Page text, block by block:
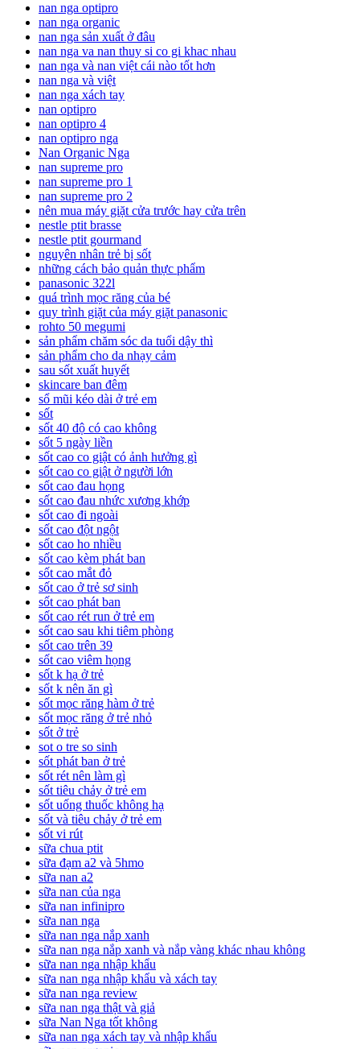
nan nga optipro
nan nga organic
nan nga sản xuất ở đâu
nan nga va nan thuy si co gi khac nhau
nan nga và nan việt cái nào tốt hơn
nan nga và việt
nan nga xách tay
nan optipro
nan optipro 4
nan optipro nga
Nan Organic Nga
nan supreme pro
nan supreme pro 1
nan supreme pro 2
nên mua máy giặt cửa trước hay cửa trên
nestle ptit brasse
nestle ptit gourmand
nguyên nhân trẻ bị sốt
những cách bảo quản thực phẩm
panasonic 322l
quá trình mọc răng của bé
quy trình giặt của máy giặt panasonic
rohto 50 megumi
sản phẩm chăm sóc da tuổi dậy thì
sản phẩm cho da nhạy cảm
sau sốt xuất huyết
skincare ban đêm
sổ mũi kéo dài ở trẻ em
sốt
sốt 40 độ có cao không
sốt 5 ngày liền
sốt cao co giật có ảnh hưởng gì
sốt cao co giật ở người lớn
sốt cao đau họng
sốt cao đau nhức xương khớp
sốt cao đi ngoài
sốt cao đột ngột
sốt cao ho nhiều
sốt cao kèm phát ban
sốt cao mắt đỏ
sốt cao ở trẻ sơ sinh
sốt cao phát ban
sốt cao rét run ở trẻ em
sốt cao sau khi tiêm phòng
sốt cao trên 39
sốt cao viêm họng
sốt k hạ ở trẻ
sốt k nên ăn gì
sốt mọc răng hàm ở trẻ
sốt mọc răng ở trẻ nhỏ
sốt ở trẻ
sot o tre so sinh
sốt phát ban ở trẻ
sốt rét nên làm gì
sốt tiêu chảy ở trẻ em
sốt uống thuốc không hạ
sốt và tiêu chảy ở trẻ em
sốt vi rút
sữa chua ptit
sữa đạm a2 và 5hmo
sữa nan a2
sữa nan của nga
sữa nan infinipro
sữa nan nga
sữa nan nga nắp xanh
sữa nan nga nắp xanh và nắp vàng khác nhau không
sữa nan nga nhập khẩu
sữa nan nga nhập khẩu và xách tay
sữa nan nga review
sữa nan nga thật và giả
sữa Nan Nga tốt không
sữa nan nga xách tay và nhập khẩu